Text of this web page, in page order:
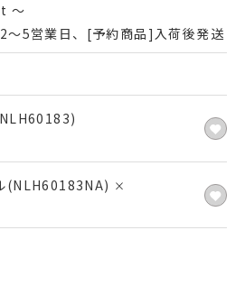
〜
～5営業日、[予約商品]入荷後発送
(NLH60183NA) ×